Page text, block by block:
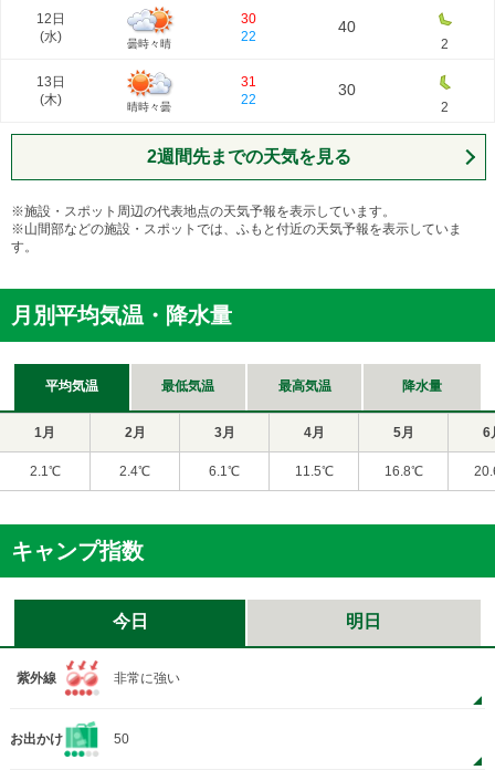
12日
(水) 曇時々晴
30
22
40
2
13日
(木) 晴時々曇
31
22
30
2
2週間先までの天気を見る
※施設・スポット周辺の代表地点の天気予報を表示しています。
※山間部などの施設・スポットでは、ふもと付近の天気予報を表示していま
す。
月別平均気温・降水量
平均気温 最低気温 最高気温 降水量
1月 2月 3月 4月 5月 6
2.1℃ 2.4℃ 6.1℃ 11.5℃ 16.8℃
キャンプ指数
今日 明日
紫外線 非常に強い
お出かけ 50